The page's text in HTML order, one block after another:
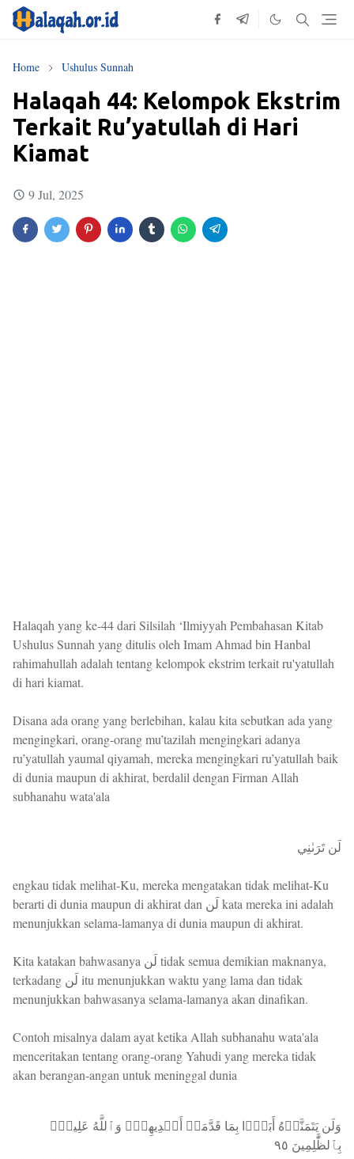
Home Ushulus Sunnah
Halaqah 44: Kelompok Ekstrim
Terkait Ru’yatullah di Hari
Kiamat
9 Jul, 2025
Halaqah yang ke-44 dari Silsilah ‘Ilmiyyah Pembahasan Kitab
Ushulus Sunnah yang ditulis oleh Imam Ahmad bin Hanbal
rahimahullah adalah tentang kelompok ekstrim terkait ru'yatullah
di hari kiamat.
Disana ada orang yang berlebihan, kalau kita sebutkan ada yang
mengingkari, orang-orang mu’tazilah mengingkari adanya
ru’yatullah yaumal qiyamah, mereka mengingkari ru’yatullah baik
di dunia maupun di akhirat, berdalil dengan Firman Allah
subhanahu wata'ala
لَن تَرَىٰنِي
engkau tidak melihat-Ku, mereka mengatakan tidak melihat-Ku
berarti di dunia maupun di akhirat dan لَن kata mereka ini adalah
menunjukkan selama-lamanya di dunia maupun di akhirat.
Kita katakan bahwasanya لَن tidak semua demikian maknanya,
terkadang لَن itu menunjukkan waktu yang lama dan tidak
menunjukkan bahwasanya selama-lamanya akan dinafikan.
Contoh misalnya dalam ayat ketika Allah subhanahu wata'ala
menceritakan tentang orang-orang Yahudi yang mereka tidak
akan berangan-angan untuk meninggal dunia
وَلَن يَتَمَنَّوۡهُ أَبَدَۢا بِمَا قَدَّمَتۡ أَيۡدِيهِمۡۚ وَٱللَّهُ عَلِيمُۢ
بِٱلظَّٰلِمِينَ ٩٥